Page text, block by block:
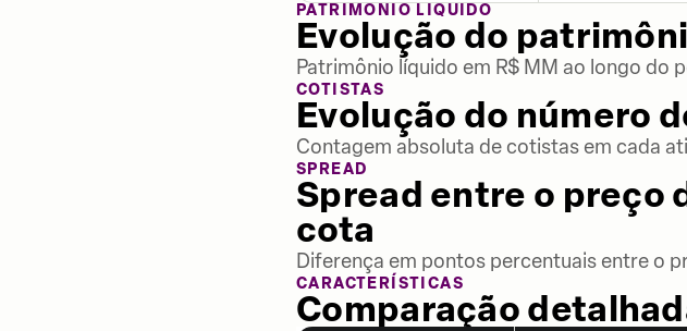
PATRIMÔNIO LÍQUIDO
Evolução do
Patrimônio líquido em R$ MM ao longo do
COTISTAS
Evolução do número
Contagem absoluta de cotistas em cada
SPREAD
Spread entre o preço
cota
Diferença em pontos percentuais entre o
CARACTERÍSTICAS
Comparação